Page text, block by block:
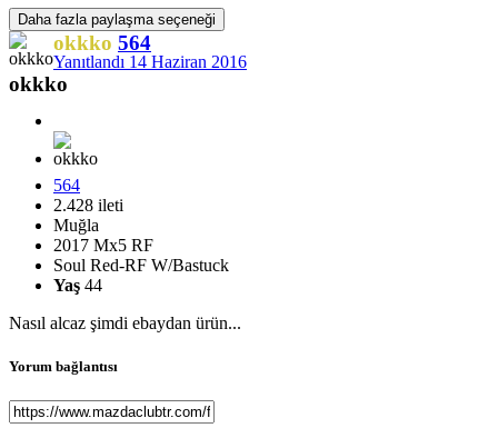
Daha fazla paylaşma seçeneği
okkko 564
Yanıtlandı 14 Haziran 2016
okkko
564
2.428 ileti
Muğla
2017 Mx5 RF
Soul Red-RF W/Bastuck
Yaş 44
Nasıl alcaz şimdi ebaydan ürün...
Yorum bağlantısı